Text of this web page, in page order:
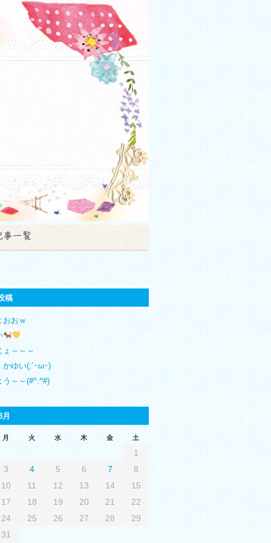
稿
おおｗ
ょ～～～
かゆい(;´･ω･)
う～～(#^.^#)
月 火 水 木 金 土
1
3
4 5 6 7
8
10
11 12 13 14
15
17
18 19 20 21
22
24
25 26 27 28
29
31